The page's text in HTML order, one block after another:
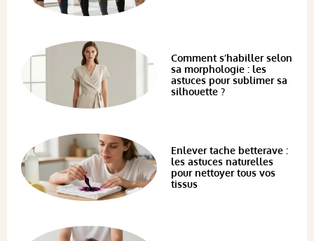
Comment s’habiller selon
sa morphologie : les
astuces pour sublimer sa
silhouette ?
Enlever tache betterave :
les astuces naturelles
pour nettoyer tous vos
tissus